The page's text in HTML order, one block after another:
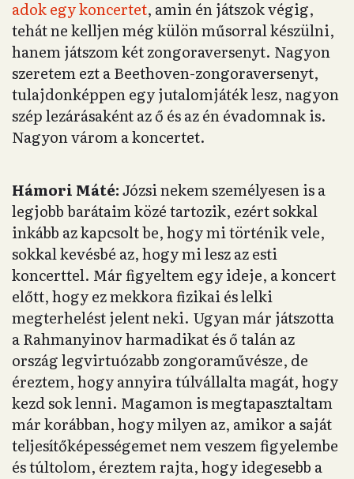
adok egy koncertet, amin én játszok végig,
tehát ne kelljen még külön műsorral készülni,
hanem játszom két zongoraversenyt. Nagyon
szeretem ezt a Beethoven-zongoraversenyt,
tulajdonképpen egy jutalomjáték lesz, nagyon
szép lezárásaként az ő és az én évadomnak is.
Nagyon várom a koncertet.
Hámori Máté:Józsi nekem személyesen is a
legjobb barátaim közé tartozik, ezért sokkal
inkább az kapcsolt be, hogy mi történik vele,
sokkal kevésbé az, hogy mi lesz az esti
koncerttel. Már figyeltem egy ideje, a koncert
előtt, hogy ez mekkora fizikai és lelki
megterhelést jelent neki. Ugyan már játszotta
a Rahmanyinov harmadikat és ő talán az
ország legvirtuózabb zongoraművésze, de
éreztem, hogy annyira túlvállalta magát, hogy
kezd sok lenni. Magamon is megtapasztaltam
már korábban, hogy milyen az, amikor a saját
teljesítőképességemet nem veszem figyelembe
és túltolom, éreztem rajta, hogy idegesebb a